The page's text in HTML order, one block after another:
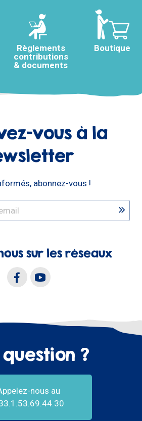
Règlements
contributions
& documents
Boutique
vous à la
abonnez-vous !
sur les réseaux
question ?
nous au